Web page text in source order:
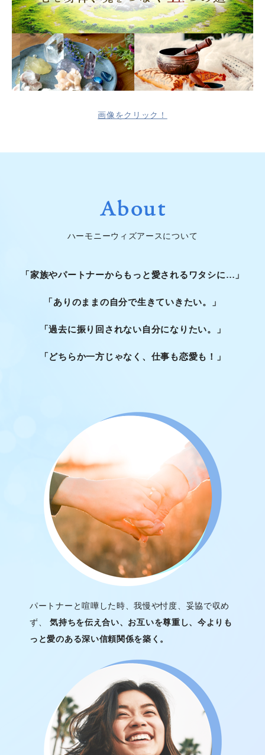
画像をクリック！
ハーモニーウィズアースについて
「家族やパートナーからもっと愛されるワタシに…」
「ありのままの自分で生きていきたい。」
「過去に振り回されない自分になりたい。」
「どちらか一方じゃなく、仕事も恋愛も！」
パートナーと喧嘩した時、我慢や忖度、妥協で収め
ず、気持ちを伝え合い、お互いを尊重し、今よりも
っと愛のある深い信頼関係を築く。